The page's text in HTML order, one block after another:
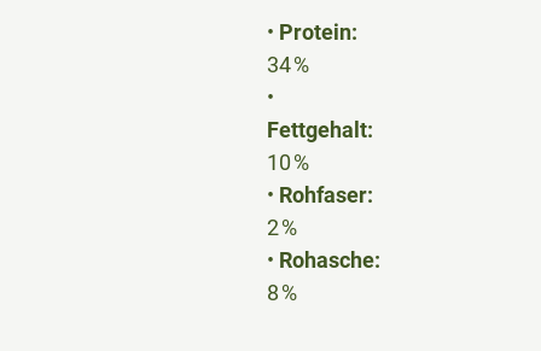
• Protein:
34 %
•
Fettgehalt:
10 %
• Rohfaser:
2 %
• Rohasche:
8 %